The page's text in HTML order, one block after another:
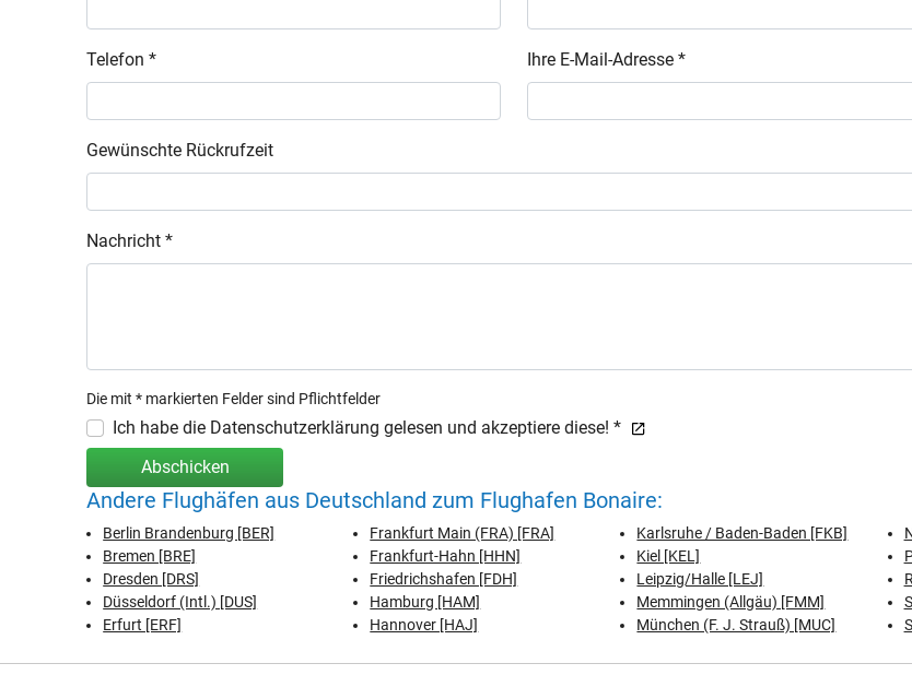
Telefon * Ihre E-Mail-Adresse *
Gewünschte Rückrufzeit
Nachricht *
Die mit * markierten Felder sind Pflichtfelder
Ich habe die Datenschutzerklärung gelesen und akzeptiere diese! *
Abschicken
Andere Flughäfen aus Deutschland zum Flughafen Bonaire:
Berlin Brandenburg [BER]
Bremen [BRE]
Dresden [DRS]
Düsseldorf (Intl.) [DUS]
Erfurt [ERF]
Frankfurt Main (FRA) [FRA]
Frankfurt-Hahn [HHN]
Friedrichshafen [FDH]
Hamburg [HAM]
Hannover [HAJ]
Karlsruhe / Baden-Baden [FKB]
Kiel [KEL]
Leipzig/Halle [LEJ]
Memmingen (Allgäu) [FMM]
München (F. J. Strauß) [MUC]